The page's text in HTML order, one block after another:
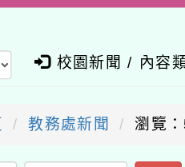
校園新聞 / 內容類
教務處新聞 瀏覽